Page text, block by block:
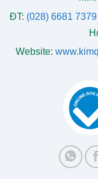
ĐT: (028) 6681 7379
Website: